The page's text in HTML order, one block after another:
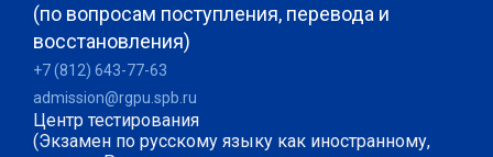
(по вопросам поступления, перевода и
восстановления)
+7 (812) 643-77-63
admission@rgpu.spb.ru
Центр тестирования
(Экзамен по русскому языку как иностранному,